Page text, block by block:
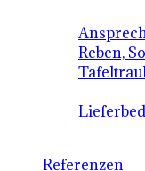
Reben,
Referenzen